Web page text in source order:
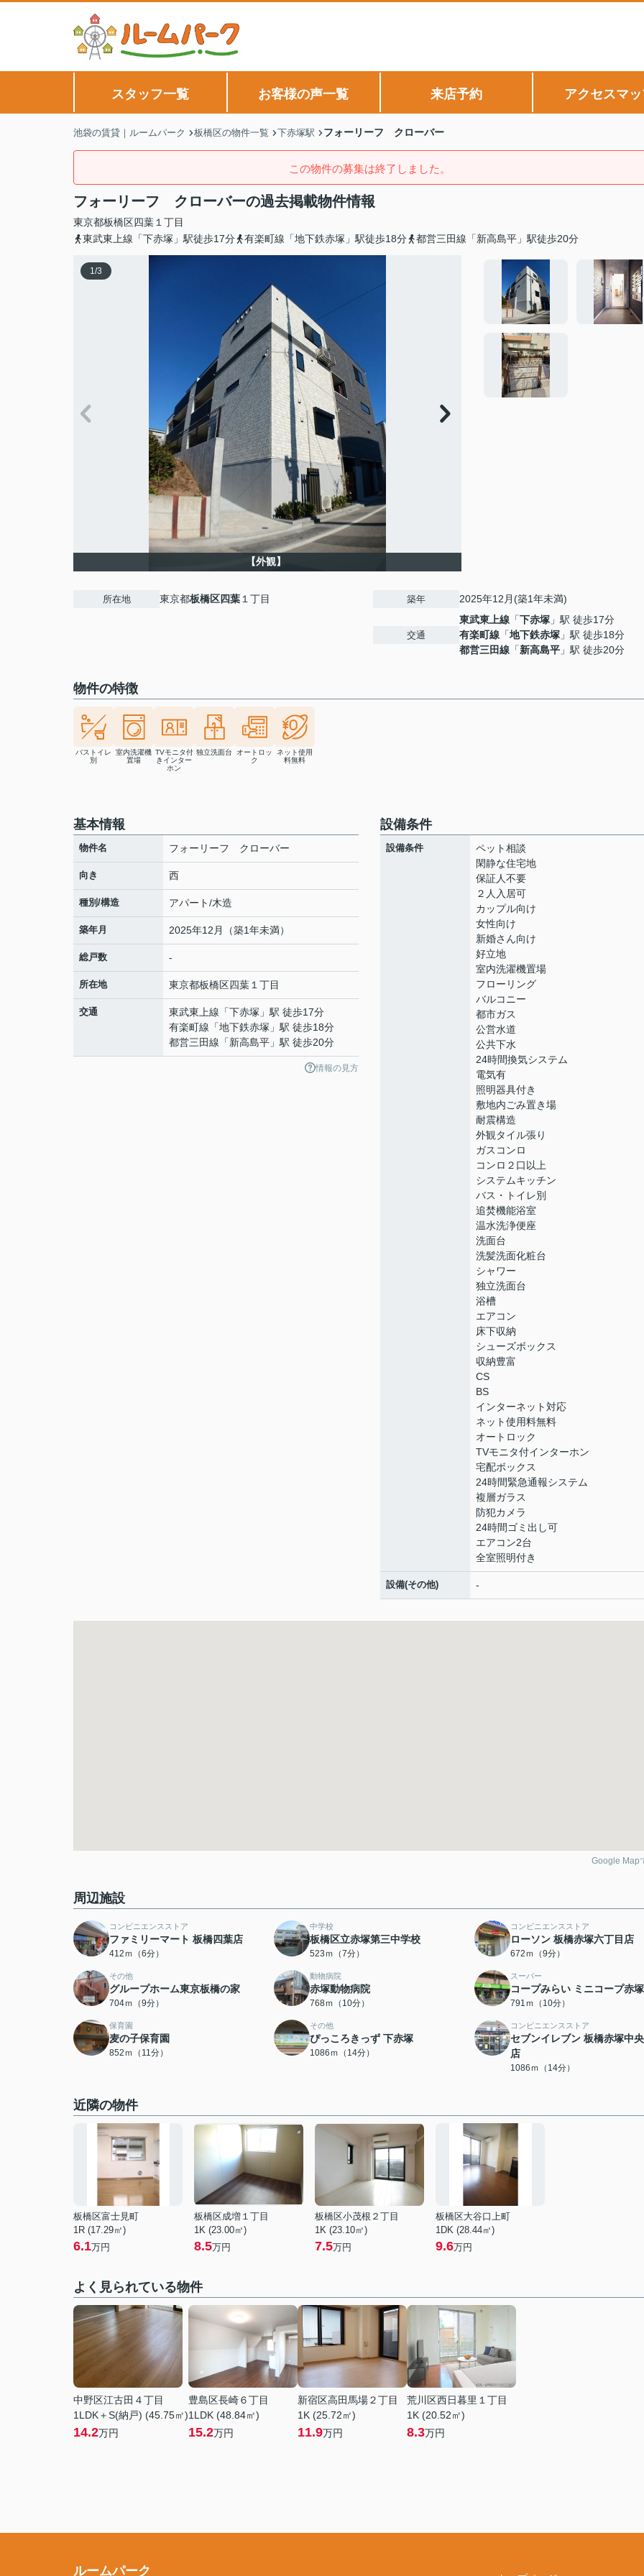
スタッフ一覧 お客様の声一覧 来店予約 アクセスマ
池袋の賃貸｜ルームパーク 板橋区の物件一覧 下赤塚駅 フォーリーフ クローバー
この物件の募集は終了しました。
フォーリーフ クローバーの過去掲載物件情報
東京都板橋区四葉 １丁目
東武東上線「下赤塚」駅徒歩17分
有楽町線「地下鉄赤塚」駅徒歩18分 都営三田線「新高島平」駅徒歩20分
1/3
【外観】
所在地 東京都板橋区四葉 １丁目 築年 2025年12月(築1年未満)
交通
東武東上線 「下赤塚 」駅 徒歩17分
有楽町線 「地下鉄赤塚 」駅 徒歩18分
都営三田線 「新高島平 」駅 徒歩20分
物件の特徴
バストイレ
別
室内洗濯機
置場
TVモニタ付
きインター
ホン
独立洗面台
オートロッ
ク
ネット使用
料無料
基本情報
物件名 フォーリーフ クローバー
向き 西
種別/構造 アパート/木造
築年月 2025年12月（築1年未満）
総戸数 -
所在地 東京都板橋区四葉 １丁目
交通 東武東上線 「下赤塚 」駅 徒歩17分
有楽町線 「地下鉄赤塚 」駅 徒歩18分
都営三田線 「新高島平 」駅 徒歩20分
情報の見方
設備条件
設備条件
ペット相談
閑静な住宅地
保証人不要
２人入居可
カップル向け
女性向け
新婚さん向け
好立地
室内洗濯機置場
フローリング
バルコニー
都市ガス
公営水道
公共下水
24時間換気システム
電気有
照明器具付き
敷地内ごみ置き場
耐震構造
外観タイル張り
ガスコンロ
コンロ２口以上
システムキッチン
バス・トイレ別
追焚機能浴室
温水洗浄便座
洗面台
洗髪洗面化粧台
シャワー
独立洗面台
浴槽
エアコン
床下収納
シューズボックス
収納豊富
CS
BS
インターネット対応
ネット使用料無料
オートロック
TVモニタ付インターホン
宅配ボックス
24時間緊急通報システム
複層ガラス
防犯カメラ
24時間ゴミ出し可
エアコン2台
全室照明付き
設備(その他) -
Google Map
周辺施設
コンビニエンスストア
ファミリーマート 板橋四葉店
412ｍ（6分）
中学校
板橋区立赤塚第三中学校
523ｍ（7分）
コンビニエンスストア
ローソン 板橋赤塚六丁目店
672ｍ（9分）
その他
グループホーム東京板橋の家
704ｍ（9分）
動物病院
赤塚動物病院
768ｍ（10分）
スーパー
コープみらい ミニコープ赤
791ｍ（10分）
保育園
麦の子保育園
852ｍ（11分）
その他
ぴっころきっず 下赤塚
1086ｍ（14分）
コンビニエンスストア
セブンイレブン 板橋赤塚中
店
1086ｍ（14分）
近隣の物件
板橋区富士見町
1R (17.29㎡)
6.1万円
板橋区成増１丁目
1K (23.00㎡)
8.5万円
板橋区小茂根２丁目
1K (23.10㎡)
7.5万円
板橋区大谷口上町
1DK (28.44㎡)
9.6万円
よく見られている物件
中野区江古田４丁目
1LDK＋S(納戸) (45.75㎡)
14.2万円
豊島区長崎６丁目
1LDK (48.84㎡)
15.2万円
新宿区高田馬場２丁目
1K (25.72㎡)
11.9万円
荒川区西日暮里１丁目
1K (20.52㎡)
8.3万円
ルームパーク